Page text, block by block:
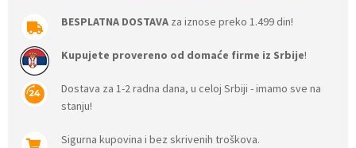
BESPLATNA DOSTAVA za iznose preko 1.499 din!
Kupujete provereno od domaće firme iz Srbije!
Dostava za 1-2 radna dana, u celoj Srbiji - imamo sve na
stanju!
Sigurna kupovina i bez skrivenih troškova.